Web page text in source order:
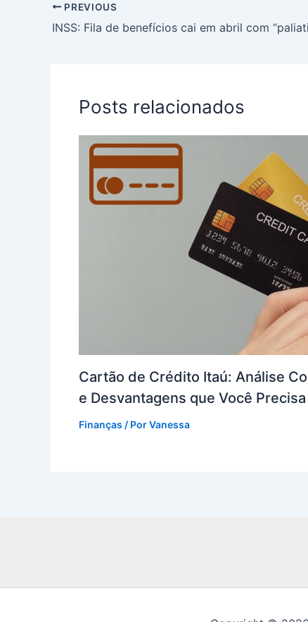
PREVIOUS
Posts relacionados
Cartão de Crédito Itaú: Análise
e Desvantagens que Você
Finanças / PorVanessa